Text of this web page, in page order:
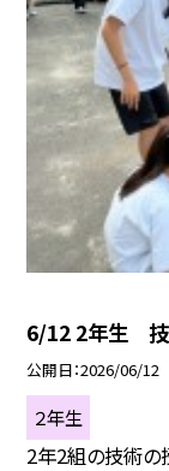
6/12 2年生
公開日 2026/06/12
２年生
2年2組の技術の